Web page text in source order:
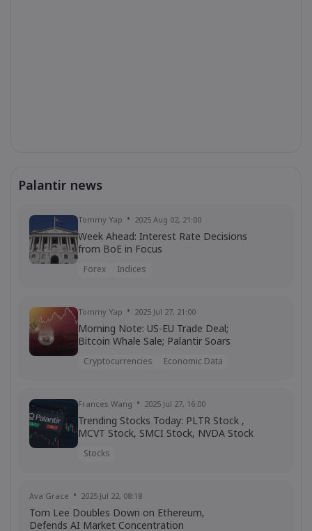
Palantir news
Tommy Yap 2025 Aug 02, 21:00
Week Ahead: Interest Rate Decisions
from BoE in Focus
Forex Indices
Tommy Yap 2025 Jul 27, 21:00
Morning Note: US-EU Trade Deal;
Bitcoin Whale Sale; Palantir Soars
Cryptocurrencies Economic Data
Frances Wang 2025 Jul 27, 16:00
Trending Stocks Today: PLTR Stock ,
MCVT Stock, SMCI Stock, NVDA Stock
Stocks
Ava Grace 2025 Jul 22, 08:18
Tom Lee Doubles Down on Ethereum,
Defends AI Market Concentration